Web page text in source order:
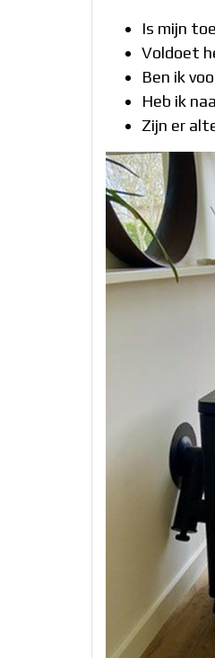
Is mijn
Voldoet
Ben ik
Heb ik
Zijn er